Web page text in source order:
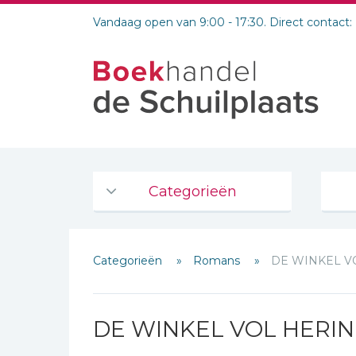
Vandaag open van 9:00 - 17:30. Direct contact:
Categorieën
De Bijbel
Bijbelse Dagboeken 2026
Bijbelstudie groepen
Categorieën Romans DE WINKEL
DE WINKEL VOL